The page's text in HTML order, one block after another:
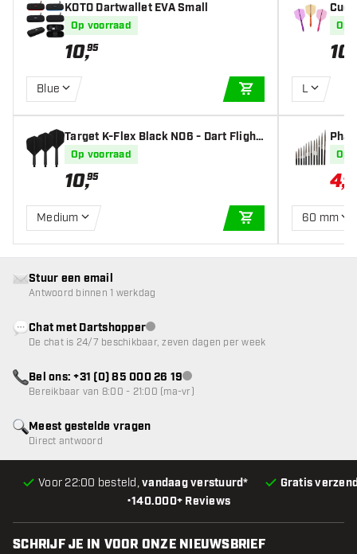
KOTO Dartwallet EVA Small
Op voorraad
10,95
Blue
IN WINKELWAGEN
Target K-Flex Black NO6 - Dart Flight
Op voorraad
10,95
Medium
IN WINKELWAGEN
t
Op
10
L
nts
Op
4,52
60 mm
•140.000+ Reviews
Voor 22:00 besteld,vandaag verstuurd* Gratis
Meest gestelde vragen
Direct antwoord
Stuur een email
Antwoord binnen 1 werkdag
Chat met Dartshopperklantenservice niet beschikbaar
De chat is 24/7 beschikbaar, zeven dagen per week
Bel ons: +31 (0) 85 000 26 19klantenservice niet beschikbaar
Bereikbaar van 8:00 - 21:00 (ma-vr)
SCHRIJF JE IN VOOR ONZE NIEUWSBRIEF